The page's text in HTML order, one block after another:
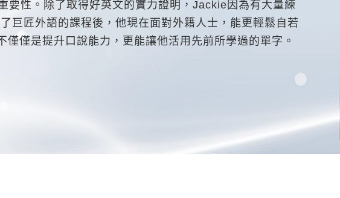
性。除了取得好英文的實力證明，Jackie因為有大量練
巨匠外語的課程後，他現在面對外籍人士，能更輕鬆自若
僅是提升口說能力，更能讓他活用先前所學過的單字。